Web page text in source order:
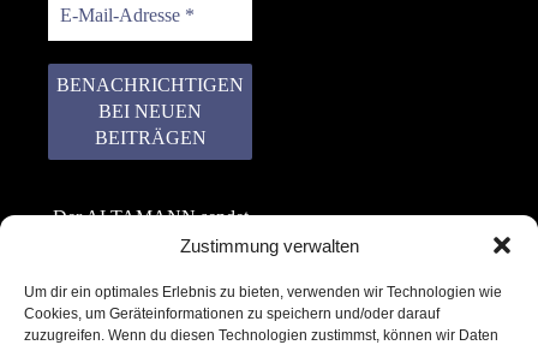
Zustimmung verwalten
Um dir ein optimales Erlebnis zu bieten, verwenden wir Technologien wie
Cookies, um Geräteinformationen zu speichern und/oder darauf
zuzugreifen. Wenn du diesen Technologien zustimmst, können wir Daten
Der ALTAMANN sendet
keinen Spam! Er gibt
weiter. Erfahre mehr in
unserer